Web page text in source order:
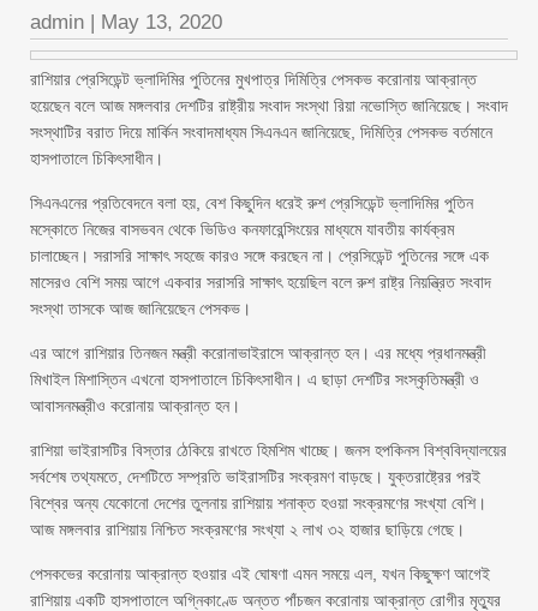
admin | May 13, 2020
রাশিয়ার প্রেসিডেন্ট ভ্লাদিমির পুতিনের মুখপাত্র দিমিত্রি পেসকভ করোনায় আক্রান্ত
হয়েছেন বলে আজ মঙ্গলবার দেশটির রাষ্ট্রীয় সংবাদ সংস্থা রিয়া নভোস্তি জানিয়েছে। সংবাদ
সংস্থাটির বরাত দিয়ে মার্কিন সংবাদমাধ্যম সিএনএন জানিয়েছে, দিমিত্রি পেসকভ বর্তমানে
হাসপাতালে চিকিৎসাধীন।
সিএনএনের প্রতিবেদনে বলা হয়, বেশ কিছুদিন ধরেই রুশ প্রেসিডেন্ট ভ্লাদিমির পুতিন
মস্কোতে নিজের বাসভবন থেকে ভিডিও কনফারেন্সিংয়ের মাধ্যমে যাবতীয় কার্যক্রম
চালাচ্ছেন। সরাসরি সাক্ষাৎ সহজে কারও সঙ্গে করছেন না। প্রেসিডেন্ট পুতিনের সঙ্গে এক
মাসেরও বেশি সময় আগে একবার সরাসরি সাক্ষাৎ হয়েছিল বলে রুশ রাষ্ট্র নিয়ন্ত্রিত সংবাদ
সংস্থা তাসকে আজ জানিয়েছেন পেসকভ।
এর আগে রাশিয়ার তিনজন মন্ত্রী করোনাভাইরাসে আক্রান্ত হন। এর মধ্যে প্রধানমন্ত্রী
মিখাইল মিশাস্তিন এখনো হাসপাতালে চিকিৎসাধীন। এ ছাড়া দেশটির সংস্কৃতিমন্ত্রী ও
আবাসনমন্ত্রীও করোনায় আক্রান্ত হন।
রাশিয়া ভাইরাসটির বিস্তার ঠেকিয়ে রাখতে হিমশিম খাচ্ছে। জনস হপকিনস বিশ্ববিদ্যালয়ের
সর্বশেষ তথ্যমতে, দেশটিতে সম্প্রতি ভাইরাসটির সংক্রমণ বাড়ছে। যুক্তরাষ্ট্রের পরই
বিশ্বের অন্য যেকোনো দেশের তুলনায় রাশিয়ায় শনাক্ত হওয়া সংক্রমণের সংখ্যা বেশি।
আজ মঙ্গলবার রাশিয়ায় নিশ্চিত সংক্রমণের সংখ্যা ২ লাখ ৩২ হাজার ছাড়িয়ে গেছে।
পেসকভের করোনায় আক্রান্ত হওয়ার এই ঘোষণা এমন সময়ে এল, যখন কিছুক্ষণ আগেই
রাশিয়ায় একটি হাসপাতালে অগ্নিকাণ্ডে অন্তত পাঁচজন করোনায় আক্রান্ত রোগীর মৃত্যুর